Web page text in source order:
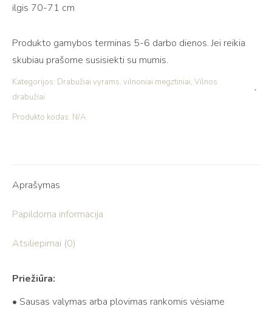
ilgis 70-71 cm
Produkto gamybos terminas 5-6 darbo dienos. Jei reikia
skubiau prašome susisiekti su mumis.
Kategorijos: Drabužiai vyrams, vilnoniai megztiniai, Vilnos
drabužiai
Produkto kodas: N/A
Aprašymas
Papildoma informacija
Atsiliepimai (0)
Priežiūra:
• Sausas valymas arba plovimas rankomis vėsiame